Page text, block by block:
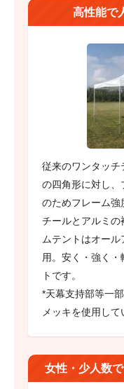
高性能で
従来のワンタッチ
の四角形に対し
のためフレーム強
チールとアルミの
ムテントはオー
用。安く・強く
トです。
*天幕支持部等一
メッキを使用して
女性・少人数